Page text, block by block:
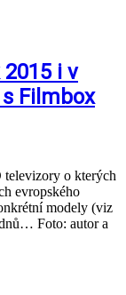
i v
Filmbox
televizory o kterých
evropského
modely (viz
Foto: autor a